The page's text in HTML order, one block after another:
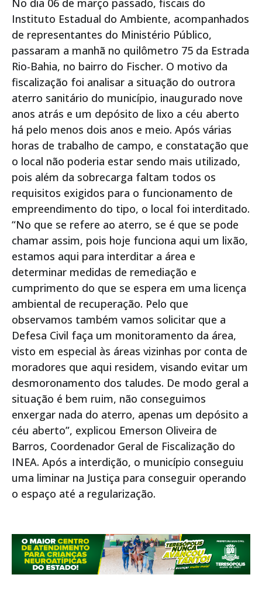
Instituto Estadual do Ambiente, acompanhados
de representantes do Ministério Público,
passaram a manhã no quilômetro 75 da Estrada
Rio-Bahia, no bairro do Fischer. O motivo da
fiscalização foi analisar a situação do outrora
aterro sanitário do município, inaugurado nove
anos atrás e um depósito de lixo a céu aberto
há pelo menos dois anos e meio. Após várias
horas de trabalho de campo, e constatação que
o local não poderia estar sendo mais utilizado,
pois além da sobrecarga faltam todos os
requisitos exigidos para o funcionamento de
empreendimento do tipo, o local foi interditado.
“No que se refere ao aterro, se é que se pode
chamar assim, pois hoje funciona aqui um lixão,
estamos aqui para interditar a área e
determinar medidas de remediação e
cumprimento do que se espera em uma licença
ambiental de recuperação. Pelo que
observamos também vamos solicitar que a
Defesa Civil faça um monitoramento da área,
visto em especial às áreas vizinhas por conta de
moradores que aqui residem, visando evitar um
desmoronamento dos taludes. De modo geral a
situação é bem ruim, não conseguimos
enxergar nada do aterro, apenas um depósito a
céu aberto”, explicou Emerson Oliveira de
Barros, Coordenador Geral de Fiscalização do
INEA. Após a interdição, o município conseguiu
uma liminar na Justiça para conseguir operando
o espaço até a regularização.